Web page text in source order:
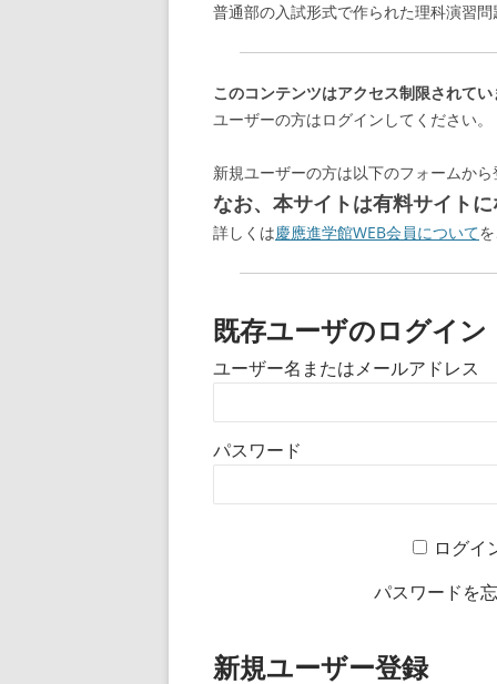
普通部の入試形式で作られた理科演習
このコンテンツはアクセス制限されてい
ユーザーの方はログインしてください。
新規ユーザーの方は以下のフォームか
なお、本サイトは有料サイト
詳しくは慶應進学館WEB会員について
既存ユーザのログイン
ユーザー名またはメールアドレス
パスワード
ログイ
パスワードを
新規ユーザー登録